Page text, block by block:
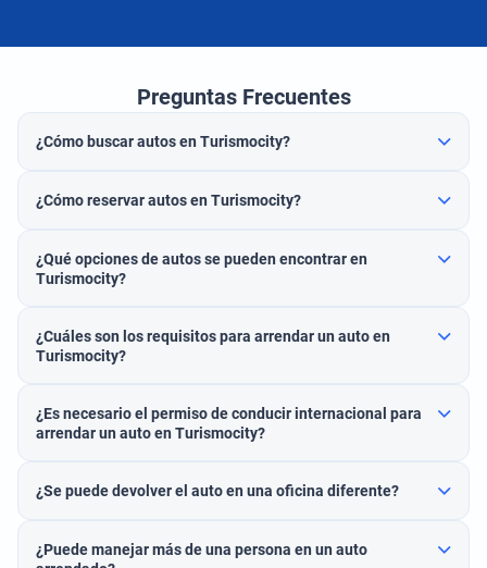
Preguntas Frecuentes
¿Cómo buscar autos en Turismocity?
¿Cómo reservar autos en Turismocity?
¿Qué opciones de autos se pueden encontrar en
Turismocity?
¿Cuáles son los requisitos para arrendar un auto en
Turismocity?
¿Es necesario el permiso de conducir internacional para
arrendar un auto en Turismocity?
¿Se puede devolver el auto en una oficina diferente?
¿Puede manejar más de una persona en un auto